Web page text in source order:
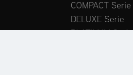
COMPACT Serie
DELUXE Serie
PLATINUM Serie